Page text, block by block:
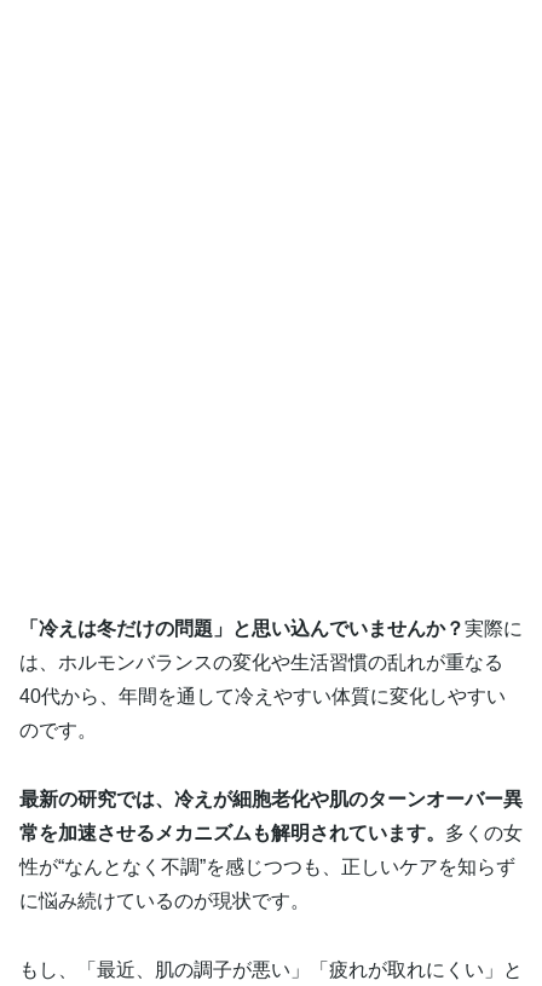
「冷えは冬だけの問題」と思い込んでいませんか？実際に
は、ホルモンバランスの変化や生活習慣の乱れが重なる
40代から、年間を通して冷えやすい体質に変化しやすい
のです。
最新の研究では、冷えが細胞老化や肌のターンオーバー異
常を加速させるメカニズムも解明されています。 多くの女
性が“なんとなく不調”を感じつつも、正しいケアを知らず
に悩み続けているのが現状です。
もし、「最近、肌の調子が悪い」「疲れが取れにくい」と